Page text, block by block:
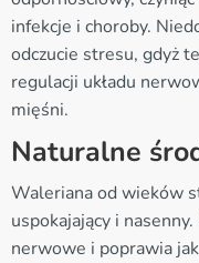
infekcje i choroby.
odczucie stresu, gdyż
regulacji układu
mięśni.
Naturalne
Waleriana od wieków
uspokajający i
nerwowe i poprawia